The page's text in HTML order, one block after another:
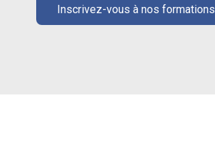
Inscrivez-vous à nos formations